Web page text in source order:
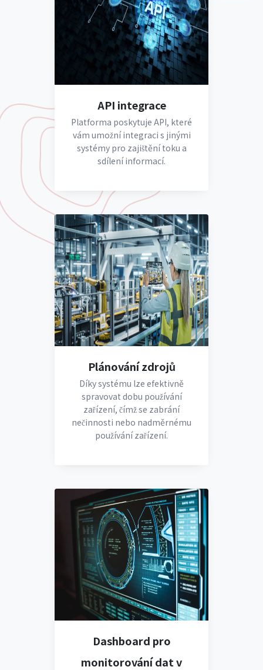
API integrace
Platforma poskytuje API, které
vám umožní integraci s jinými
systémy pro zajištění toku a
sdílení informací.
Plánování zdrojů
Díky systému lze efektivně
spravovat dobu používání
zařízení, čímž se zabrání
nečinnosti nebo nadměrnému
používání zařízení.
Dashboard pro
monitorování dat v